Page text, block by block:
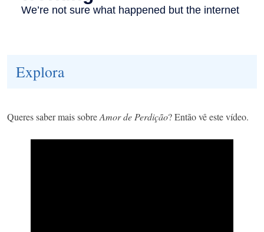
Explora
Queres saber mais sobreAmor de Perdição? Então vê este vídeo.